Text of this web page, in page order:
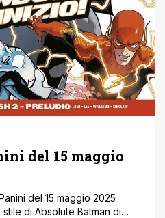
del 15 maggio
del 15 maggio 2025
di Absolute Batman di